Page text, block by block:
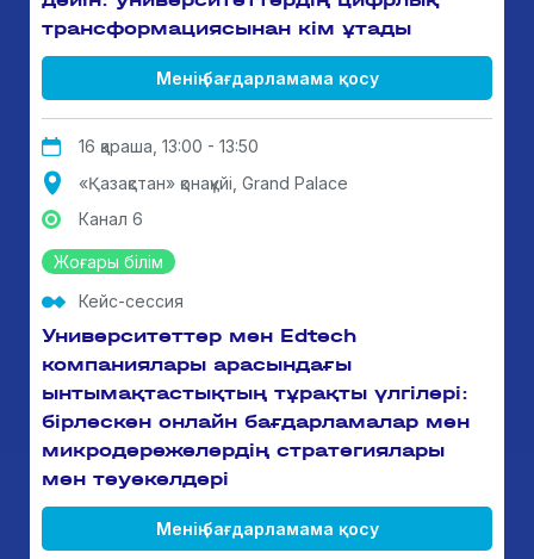
трансформациясынан кім ұтады
Менің бағдарламама қосу
16 қараша, 13:00 - 13:50
«Қазақстан» қонақүйі, Grand Palace
Канал 6
Жоғары білім
Кейс-сессия
Университеттер мен Edtech
компаниялары арасындағы
ынтымақтастықтың тұрақты үлгілері:
бірлескен онлайн бағдарламалар мен
микродәрежелердің стратегиялары
мен тәуекелдері
Менің бағдарламама қосу